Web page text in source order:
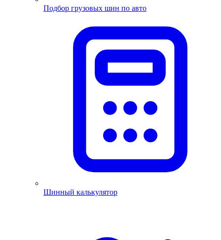
Подбор грузовых шин по авто
Шинный калькулятор